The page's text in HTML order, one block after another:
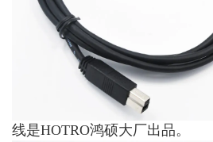
线是HOTRO鸿硕大厂出品。